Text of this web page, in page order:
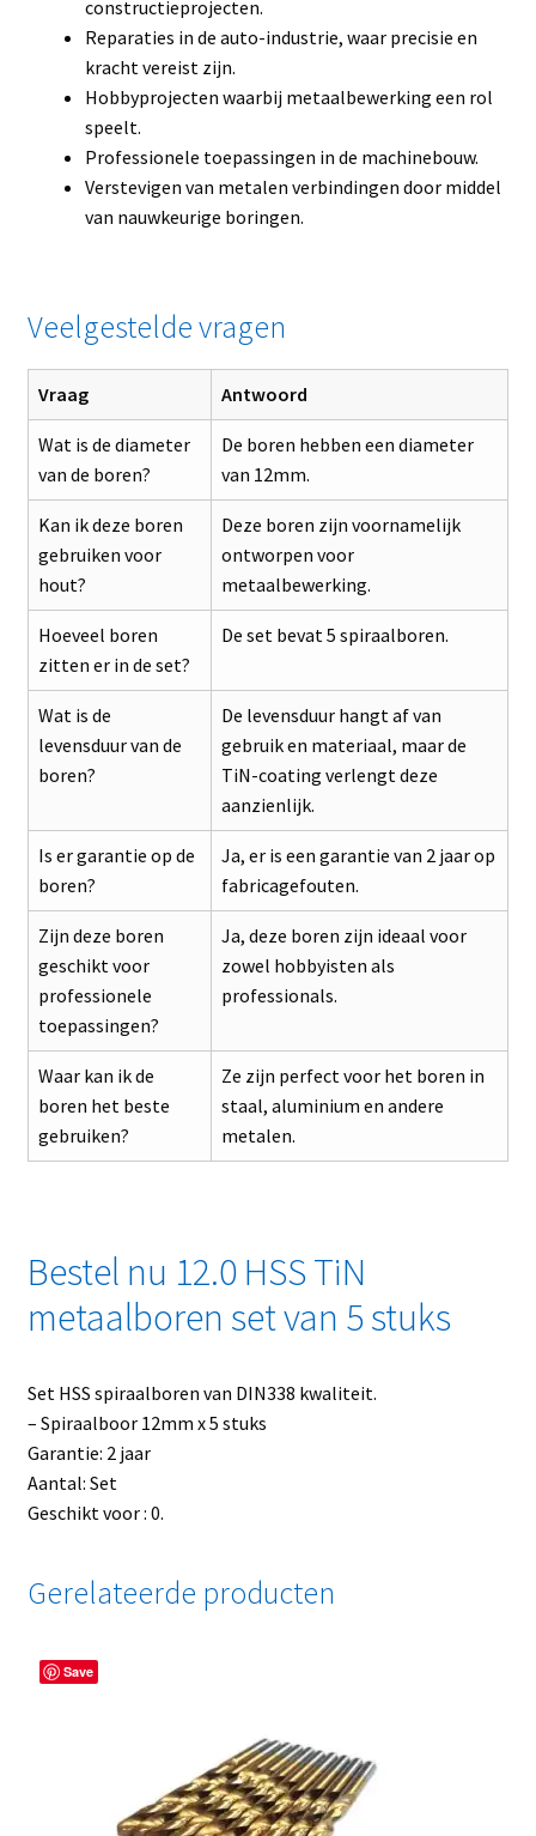
constructieprojecten.
Reparaties in de auto-industrie, waar precisie en
kracht vereist zijn.
Hobbyprojecten waarbij metaalbewerking een rol
speelt.
Professionele toepassingen in de machinebouw.
Verstevigen van metalen verbindingen door middel
van nauwkeurige boringen.
Veelgestelde vragen
Vraag Antwoord
Wat is de diameter
van de boren?
De boren hebben een diameter
van 12mm.
Kan ik deze boren
gebruiken voor
hout?
Deze boren zijn voornamelijk
ontworpen voor
metaalbewerking.
Hoeveel boren
zitten er in de set?
De set bevat 5 spiraalboren.
Wat is de
levensduur van de
boren?
De levensduur hangt af van
gebruik en materiaal, maar de
TiN-coating verlengt deze
aanzienlijk.
Is er garantie op de
boren?
Ja, er is een garantie van 2 jaar op
fabricagefouten.
Zijn deze boren
geschikt voor
professionele
toepassingen?
Ja, deze boren zijn ideaal voor
zowel hobbyisten als
professionals.
Waar kan ik de
boren het beste
gebruiken?
Ze zijn perfect voor het boren in
staal, aluminium en andere
metalen.
Bestel nu 12.0 HSS TiN
metaalboren set van 5 stuks
Set HSS spiraalboren van DIN338 kwaliteit.
– Spiraalboor 12mm x 5 stuks
Garantie: 2 jaar
Aantal: Set
Geschikt voor : 0.
Gerelateerde producten
Save